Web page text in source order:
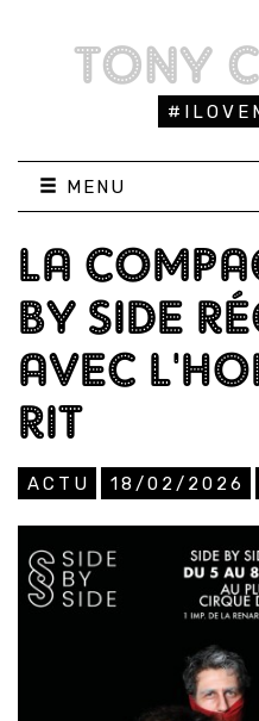
TONY
MENU
LA
BY SIDE
AVEC
RIT
ACTU 18/02/2026